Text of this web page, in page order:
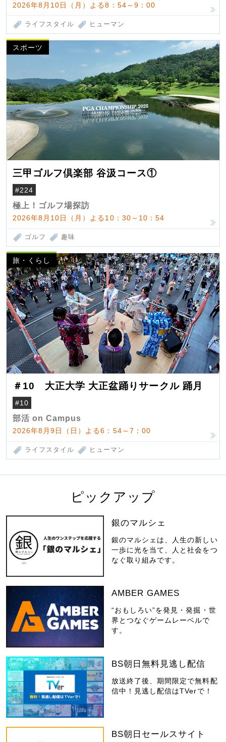
2026年8月10日（月）よる8：54～9：00
ライフスタイル ヒューマン
スポーツ
三甲ゴルフ倶楽部 谷汲コース①
#224
極上！ゴルフ場探訪
2026年8月10日（月）よる10：30～10：54
ゴルフ 趣味
旅・くらし
＃10 大正大学 大正盆踊りサークル 踊月
#10
部活 on Campus
2026年8月9日（日）よる6：54～7：00
ライフスタイル ヒューマン
ピックアップ
銀のマルシェ
銀のマルシェは、人生の新しい
一歩に光を当て、人と社会をつ
なぐ取り組みです。
AMBER GAMES
“おもしろい”を発見・発掘・世
界とつなぐゲームレーベルで
す。
BS朝日無料見逃し配信
放送終了後、期間限定で無料配
信中！見逃し配信はTVerで！
BS朝日セールスサイト